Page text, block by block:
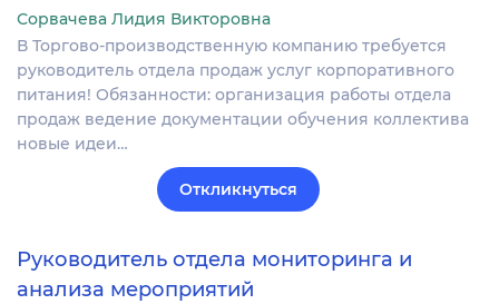
Сорвачева Лидия Викторовна
В Торгово-производственную компанию требуется
руководитель отдела продаж услуг корпоративного
питания! Обязанности: организация работы отдела
продаж ведение документации обучения коллектива
новые идеи…
Откликнуться
Руководитель отдела мониторинга и
анализа мероприятий